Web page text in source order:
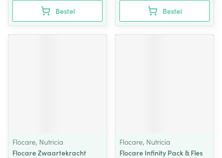
Bestel Bestel
Flocare, Nutricia
Flocare Zwaartekracht
Flocare, Nutricia
Flocare Infinity Pack & Fles